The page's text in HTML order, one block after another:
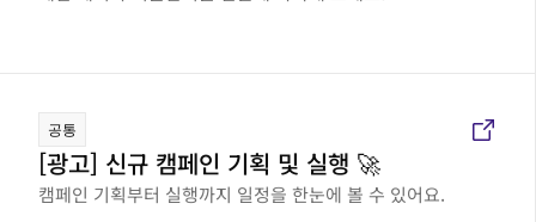
공통
[광고] 신규 캠페인 기획 및 실행 🚀
캠페인 기획부터 실행까지 일정을 한눈에 볼 수 있어요.